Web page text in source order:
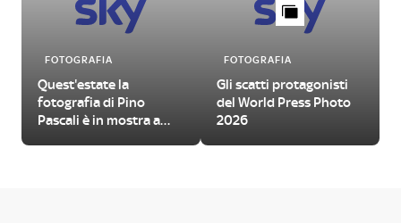
FOTOGRAFIA
Quest'estate la
fotografia di Pino
Pascali è in mostra a
FOTOGRAFIA
Gli scatti protagonisti
del World Press Photo
2026